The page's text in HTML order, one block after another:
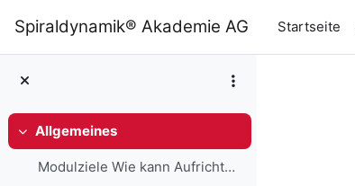
Spiraldynamik® Akademie AG Startseite
Einklappen
Allgemeines
Modulziele Wie kann Aufrichtung mühelos und entspa...